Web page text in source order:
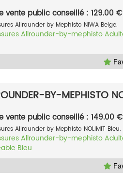
vente public conseillé : 129.00 €
Allrounder by Mephisto NIWA Beige.
Allrounder-by-mephisto
BY-MEPHISTO
vente public conseillé : 149.00 €
Allrounder by Mephisto NOLIMIT Bleu.
Allrounder-by-mephisto
Bleu